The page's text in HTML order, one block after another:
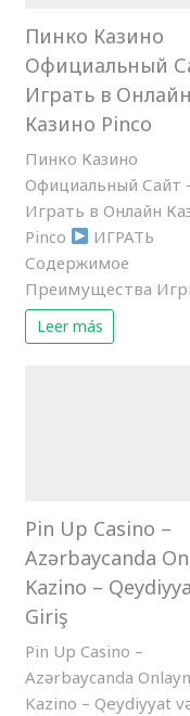
Пинко Казино
Официальный
Играть в Онлайн
Казино Pinco
Пинко Казино
Официальный Сайт
Играть в Онлайн
Pinco
ИГРАТЬ
Содержимое
Преимущества
Leer más
Pin Up Casino –
Azərbaycanda
Kazino –
Giriş
Pin Up Casino –
Azərbaycanda Onlayn
Kazino – Qeydiyyat